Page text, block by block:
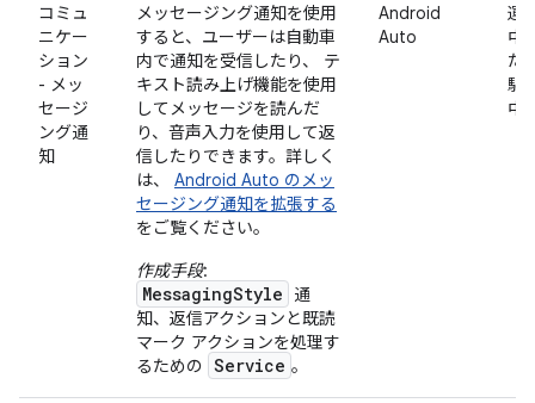
コミュ
ニケー
ション
- メッ
セージ
ング通
知
メッセージング通知を使用
すると、ユーザーは自動車
内で通知を受信したり、 テ
キスト読み上げ機能を使用
してメッセージを読んだ
り、音声入力を使用して返
信したりできます。詳しく
は、 Android Auto のメッ
セージング通知を拡張する
をご覧ください。
作成手段:
MessagingStyle
通
知、返信アクションと既読
マーク アクションを処理す
るための Service 。
Android
Auto
運
中
た
駐
中